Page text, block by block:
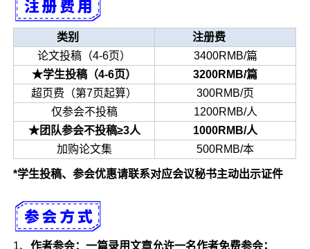
类别
注册费
论文投稿（4-6页）
3400RMB/篇
★学生投稿（4-6页）
3200RMB/篇
超页费（第7页起算）
300RMB/页
仅参会不投稿
1200RMB/人
★团队参会不投稿≥3人
1000RMB/人
加购论文集
500RMB/本
*学生投稿、参会优惠请联系对应会议秘书主动出示证件
1、作者参会：一篇录用文章允许一名作者免费参会；